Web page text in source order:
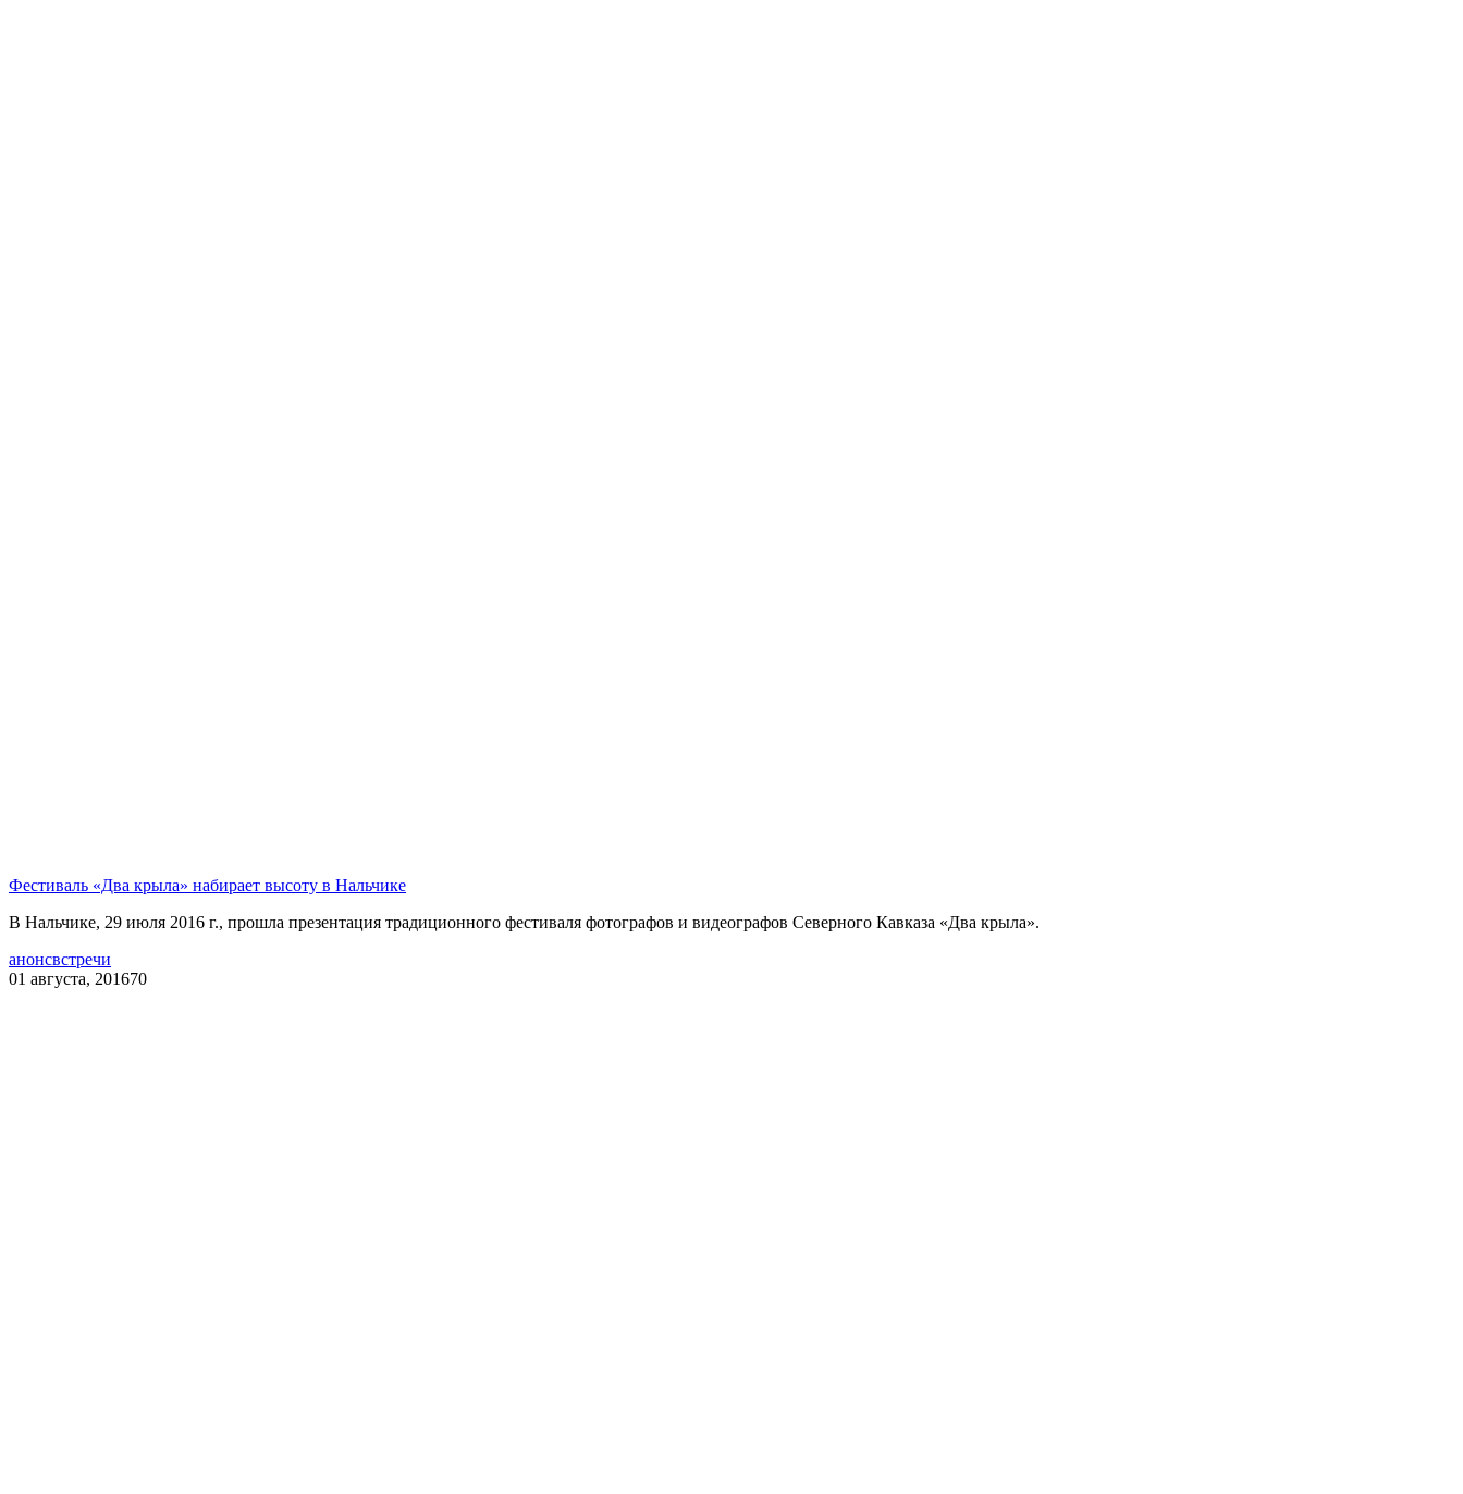
Фестиваль «Два крыла» набирает высоту в Нальчике
В Нальчике, 29 июля 2016 г., прошла презентация традиционного фестиваля фотографов и видеографов Северного Кавказа «Два крыла».
анонсвстречи
01 августа, 201670